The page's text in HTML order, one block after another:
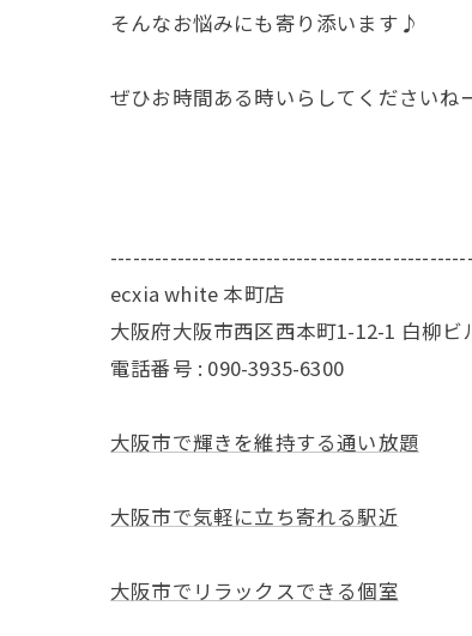
そんなお悩みにも寄り添います♪
ぜひお時間ある時いらしてください
ecxia white 本町店
大阪府大阪市西区西本町1-12-1 白柳ビ
電話番号 : 090-3935-6300
大阪市で輝きを維持する通い放題
大阪市で気軽に立ち寄れる駅近
大阪市でリラックスできる個室